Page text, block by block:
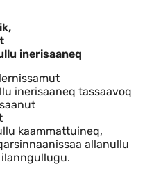
inerisaaneq
inerisaaneq tassaavoq
kaammattuineq,
allanullu